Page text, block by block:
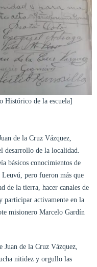
Histórico de la escuela]
de la Cruz Vázquez,
desarrollo de la localidad.
básicos conocimientos de
pero fueron más que
de la tierra, hacer canales de
participar activamente en la
misionero Marcelo Gardín
Juan de la Cruz Vázquez,
nitidez y orgullo las